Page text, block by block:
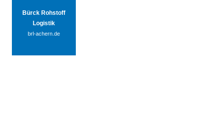
Bürck Rohstoff
Logistik
brl-achern.de